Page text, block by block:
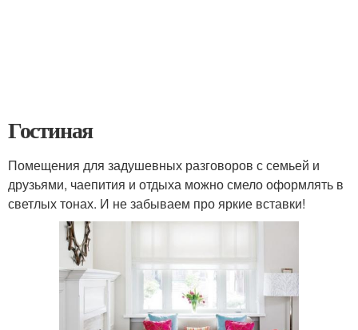
Гостиная
Помещения для задушевных разговоров с семьей и
друзьями, чаепития и отдыха можно смело оформлять в
светлых тонах. И не забываем про яркие вставки!